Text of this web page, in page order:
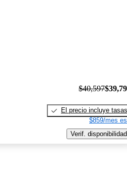
$40,597
El precio incluye tasas
$859/mes
Verif. disponibilidad